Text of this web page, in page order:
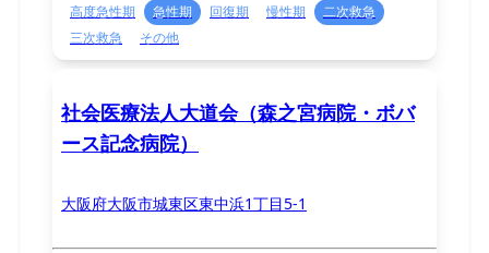
高度急性期 急性期 回復期 慢性期
二次救急
三次救急
その他
社会医療法人大道会（森之宮病院・ボバ
ース記念病院）
大阪府大阪市城東区東中浜1丁目5-1